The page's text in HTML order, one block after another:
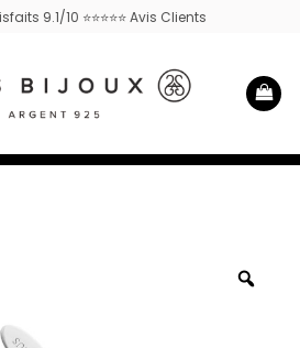
9.1/10 ⭐⭐⭐⭐⭐ Avis Clients